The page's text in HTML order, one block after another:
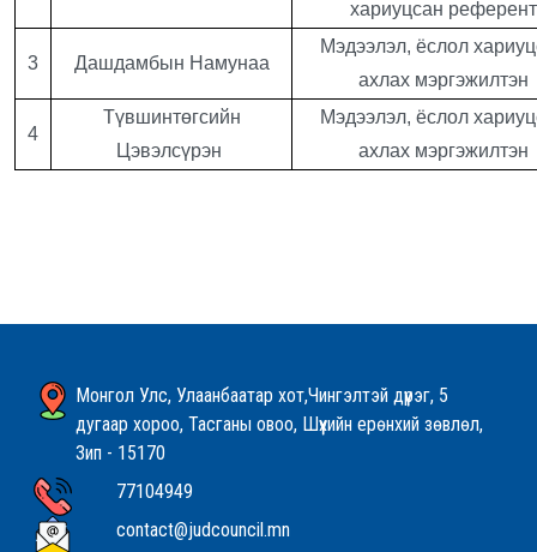
хариуцсан референт
3 Дашдамбын Намунаа
Мэдээлэл, ёслол
ахлах мэргэжилтэн
4
Түвшинтөгсийн
Цэвэлсүрэн
Мэдээлэл, ёслол
ахлах мэргэжилтэн
Монгол Улс, Улаанбаатар хот,Чингэлтэй дүүрэг, 5
дугаар хороо, Тасганы овоо, Шүүхийн ерөнхий зөвлөл,
Зип - 15170
77104949
contact@judcouncil.mn